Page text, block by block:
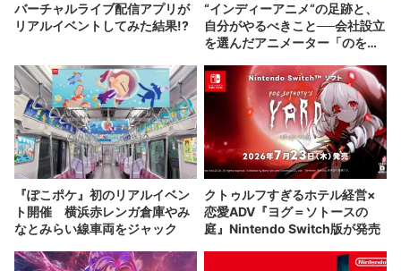
バーチャルライブ配信アプリが
リアルイベントしてみた結果!?
“インディーアニメ“の足跡と、
自分がやるべきこと──会社設立
を選んだアニメーター「のを
『ぽこポケ』初のリアルイベン
ト開催 横浜赤レンガ倉庫やみ
なとみらい線車両をジャック
クトゥルフすぎるホテル経営×
恋愛ADV『ヨグ＝ソトースの
庭』Nintendo Switch版が発売